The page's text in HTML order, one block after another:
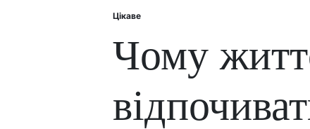
Posted
Цікаве
Чому